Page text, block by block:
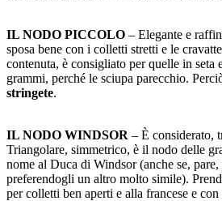
IL NODO PICCOLO – Elegante e
sposa bene con i colletti stretti e le
contenuta, è consigliato per quelle in seta
grammi, perché le sciupa parecchio.
stringete.
IL NODO WINDSOR – È considerato,
Triangolare, simmetrico, è il nodo delle
nome al Duca di Windsor (anche se,
preferendogli un altro molto simile).
per colletti ben aperti e alla francese e